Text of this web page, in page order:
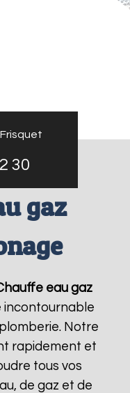
30
gaz
eau gaz
incontournable
Notre
rapidement et
tous vos
de gaz et de